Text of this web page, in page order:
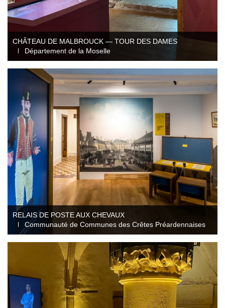
Réalité augmentée / virtuelle
Tournage et captation
CHÂTEAU DE MALBROUCK — TOUR DES DAMES
Département de la Moselle
RELAIS DE POSTE AUX CHEVAUX
Communauté de Communes des Crêtes Préardennaises